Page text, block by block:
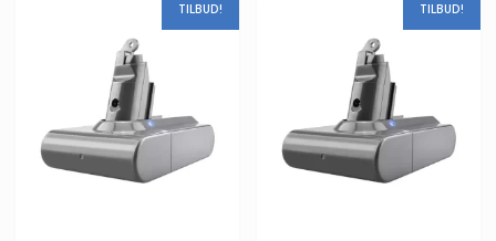
TILBUD! TILBUD!